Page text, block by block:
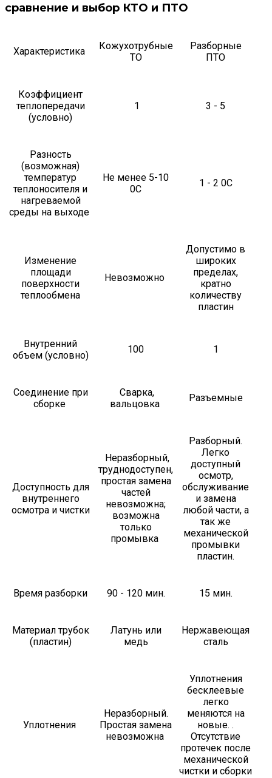
сравнение и выбор КТО и ПТО
Характеристика
Кожухотрубные
ТО
Разборные
ПТО
Коэффициент
теплопередачи
(условно)
1 3 - 5
Разность
(возможная)
температур
теплоносителя и
нагреваемой
среды на выходе
Не менее 5-10
0С
1 - 2 0С
Изменение
площади
поверхности
теплообмена
Невозможно
Допустимо в
широких
пределах,
кратно
количеству
пластин
Внутренний
объем (условно)
100 1
Соединение при
сборке
Сварка,
вальцовка
Разъемные
Доступность для
внутреннего
осмотра и чистки
Неразборный,
труднодоступен,
простая замена
частей
невозможна;
возможна
только
промывка
Разборный.
Легко
доступный
осмотр,
обслуживание
и замена
любой части, а
так же
механической
промывки
пластин.
Время разборки 90 - 120 мин. 15 мин.
Материал трубок
(пластин)
Латунь или
медь
Нержавеющая
сталь
Уплотнения
Неразборный.
Простая замена
невозможна
Уплотнения
бесклеевые
легко
меняются на
новые. .
Отсутствие
протечек после
механической
чистки и сборки